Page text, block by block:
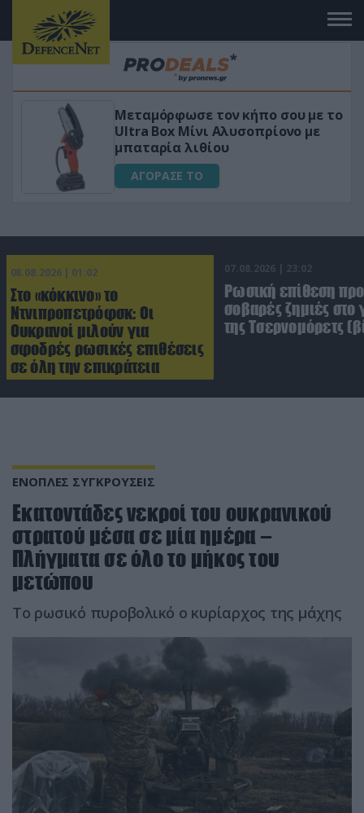
σου με το
με
«Μαγική» φόρμουλα
για αύξηση της
ΑΓΟΡΑΣΕ ΤΟ
08.08.2026 | 01:02
Στο «κόκκινο» το
Ντνιπροπετρόφσκ: Οι
Ουκρανοί μιλούν για
σφοδρές ρωσικές επιθέσεις
σε όλη την επικράτεια
07.08.2026 | 23:02
Ρωσική επίθεση
σοβαρές ζημιές στο
της Τσερνομόρετς
ΕΝΟΠΛΕΣ ΣΥΓΚΡΟΥΣΕΙΣ
Εκατοντάδες νεκροί του ουκρανικού
στρατού μέσα σε μία ημέρα –
Πλήγματα σε όλο το μήκος του
μετώπου
Το ρωσικό πυροβολικό ο κυρίαρχος της μάχης